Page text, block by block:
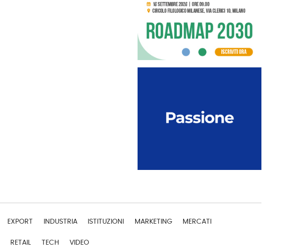
EXPORT INDUSTRIA ISTITUZIONI MARKETING MERCATI
RETAIL TECH VIDEO